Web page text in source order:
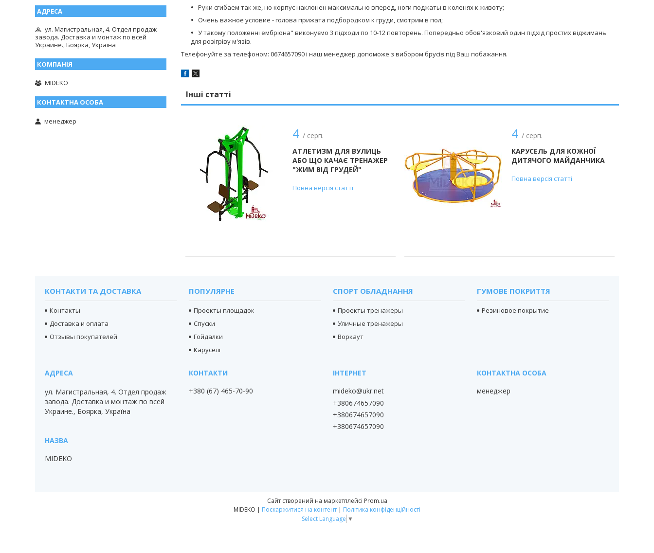
Руки сгибаем так же, но корпус наклонен максимально вперед, ноги поджаты в коленях к животу;
Очень важное условие - голова прижата подбородком к груди, смотрим в пол;
У такому положенні ембріона" виконуємо 3 підходи по 10-12 повторень. Попередньо обов'язковий один підхід простих віджимань
для розігріву м'язів.
Телефонуйте за телефоном: 0674657090 і наш менеджер допоможе з вибором брусів під Ваш побажання.
Інші статті
4/ серп.
АТЛЕТИЗМ ДЛЯ ВУЛИЦЬ
АБО ЩО КАЧАЄ ТРЕНАЖЕР
"ЖИМ ВІД ГРУДЕЙ"
Повна версія статті
4/ серп.
КАРУСЕЛЬ ДЛЯ КОЖНОЇ
ДИТЯЧОГО МАЙДАНЧИКА
Повна версія статті
ул. Магистральная, 4. Отдел продаж
завода. Доставка и монтаж по всей
Украине., Боярка, Україна
MIDEKO
менеджер
КОНТАКТИ ТА ДОСТАВКА
Контакты
Доставка и оплата
Отзывы покупателей
ПОПУЛЯРНЕ
Проекты площадок
Спуски
Гойдалки
Каруселі
СПОРТ ОБЛАДНАННЯ
Проекты тренажеры
Уличные тренажеры
Воркаут
ГУМОВЕ ПОКРИТТЯ
Резиновое покрытие
ул. Магистральная, 4. Отдел продаж
завода. Доставка и монтаж по всей
Украине., Боярка, Україна
MIDEKO
+380 (67) 465-70-90
mideko@ukr.net
+380674657090
+380674657090
+380674657090
менеджер
Сайт створений на маркетплейсі Prom.ua
MIDEKO | Поскаржитися на контент | Політика конфіденційності
Select Language ▼